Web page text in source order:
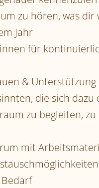
zu hören, was dir
Jahr
für
&
die sich
zu begleiten,
mit